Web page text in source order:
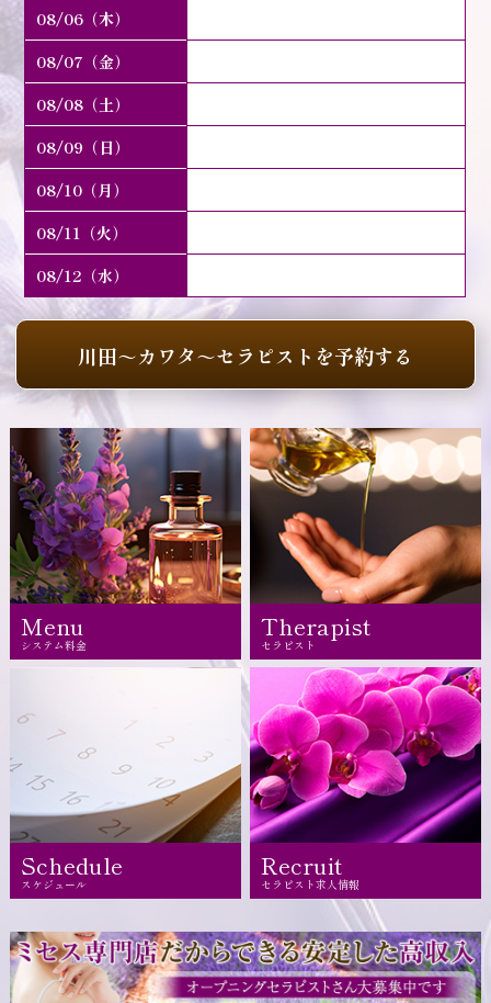
08/06（木）
08/07（金）
08/08（土）
08/09（日）
08/10（月）
08/11（火）
08/12（水）
川田～カワタ～セラピストを予約する
Menu
システム料金
Therapist
セラピスト
Schedule
スケジュール
Recruit
セラピスト求人情報